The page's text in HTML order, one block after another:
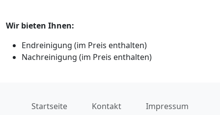
Wir bieten Ihnen:
Endreinigung (im Preis enthalten)
Nachreinigung (im Preis enthalten)
Startseite Kontakt Impressum